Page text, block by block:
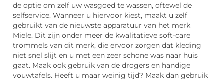
de optie om zelf uw wasgoed te wassen, oftewel de
selfservice. Wanneer u hiervoor kiest, maakt u zelf
gebruikt van de nieuwste apparatuur van het merk
Miele. Dit zijn onder meer de kwalitatieve soft-care
trommels van dit merk, die ervoor zorgen dat kleding
niet snel slijt en u met een zeer schone was naar huis
gaat. Maak ook gebruik van de drogers en handige
vouwtafels. Heeft u maar weinig tijd? Maak dan gebruik